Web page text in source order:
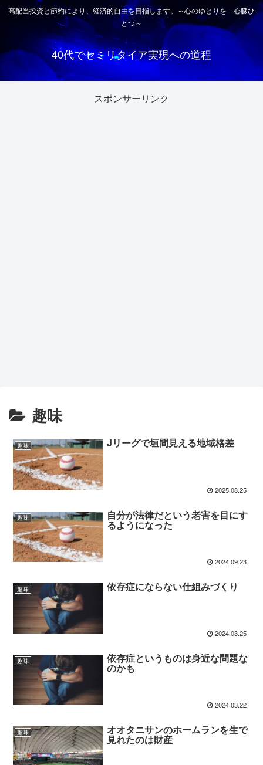
高配当投資と節約により、経済的自由を目指します。～心のゆとりを 心臓ひ
とつ～
40代でセミリタイア実現への道程
スポンサーリンク
趣味
趣味 Jリーグで垣間見える地域格差
2025.08.25
趣味 自分が法律だという老害を目にす
るようになった
2024.09.23
趣味 依存症にならない仕組みづくり
2024.03.25
趣味 依存症というものは身近な問題な
のかも
2024.03.22
趣味 オオタニサンのホームランを生で
見れたのは財産